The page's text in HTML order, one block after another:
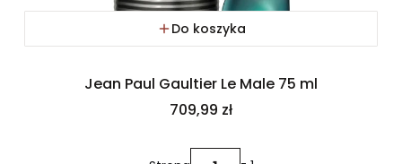
Do koszyka
Jean Paul Gaultier Le Male 75 ml
Cena
709,99 zł